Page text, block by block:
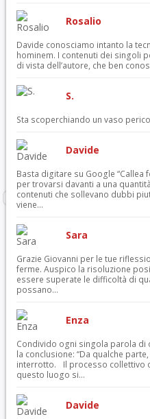
Rosalio
Davide conosciamo intanto la
hominem. I contenuti dei singoli
di vista dell’autore, che ben
S.
Sta scoperchiando un vaso
Davide
Basta digitare su Google “Callea
per trovarsi davanti a una
contenuti che sollevano dubbi
viene...
Sara
Grazie Giovanni per le tue
ferme. Auspico la risoluzione
essere superate le difficoltà di
possano...
Enza
Condivido ogni singola parola di
la conclusione: “Da qualche
interrotto. Il processo collettivo
questo luogo si...
Davide